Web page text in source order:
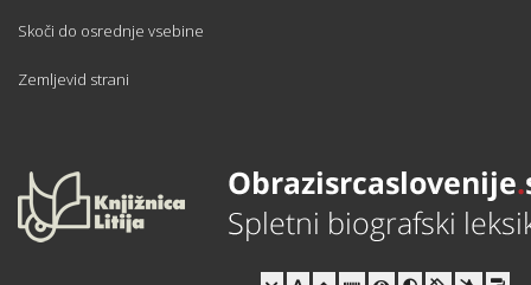
Skoči do osrednje vsebine
Zemljevid strani